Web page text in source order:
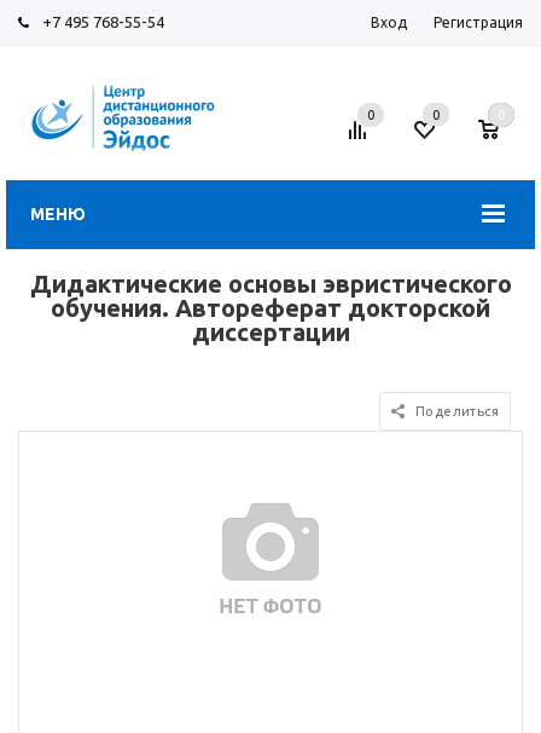
+7 495 768-55-54 Вход Регистрация
МЕНЮ
0 0 0
Дидактические основы эвристического
обучения. Автореферат докторской
диссертации
Поделиться